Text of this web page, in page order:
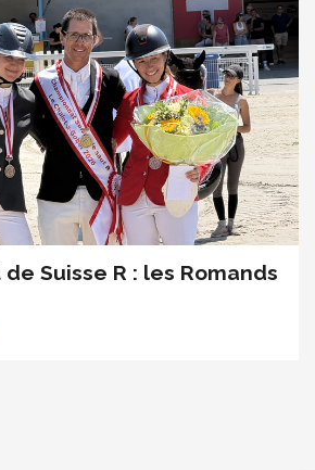
Suisse R : les Romands